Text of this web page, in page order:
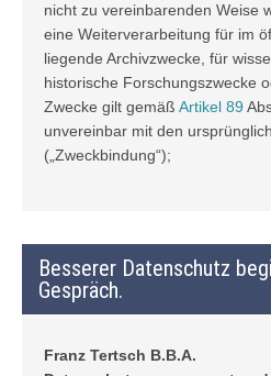
nicht zu vereinbarenden Weise
eine Weiterverarbeitung für im
liegende Archivzwecke, für
historische Forschungszwecke
Zwecke gilt gemäß Artikel 89
unvereinbar mit den
(„Zweckbindung“);
Besserer Datenschutz
Gespräch.
Franz Tertsch B.B.A.